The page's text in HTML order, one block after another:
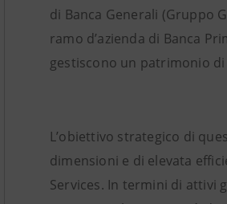
di Banca Generali (Gruppo
ramo d’azienda di Banca
gestiscono un patrimonio
L’obiettivo strategico di
dimensioni e di elevata
Services. In termini di attivi